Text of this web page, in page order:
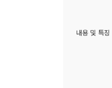
내용 및 특징